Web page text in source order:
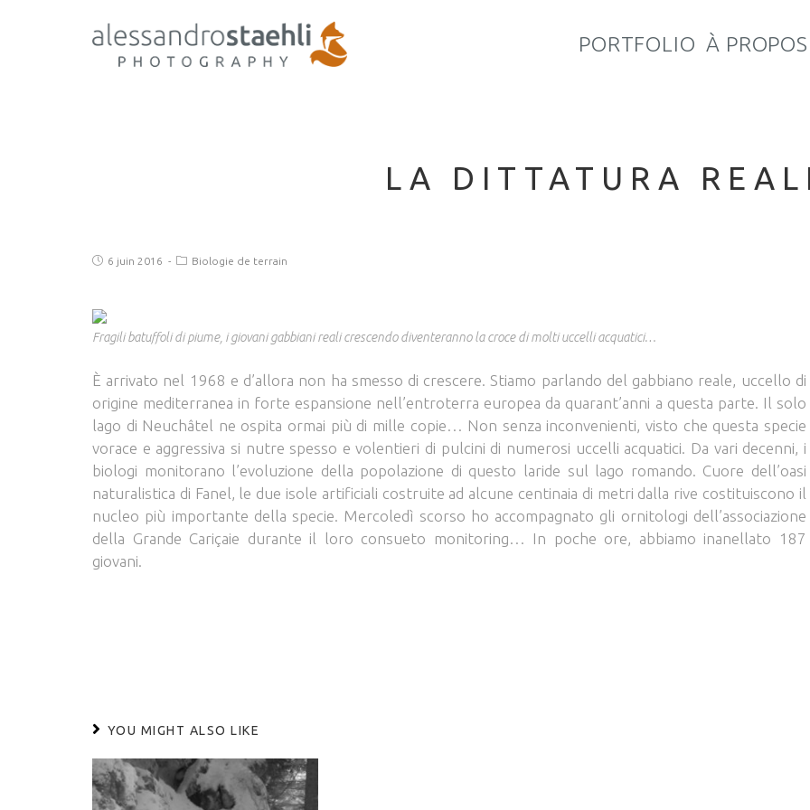
PORTFOLIO À PROPOS
LA DITTATURA
6 juin 2016 Biologie de terrain
Fragili batuffoli di piume, i giovani gabbiani reali crescendo diventeranno la croce di molti uccelli acquatici…
È arrivato nel 1968 e d’allora non ha smesso di crescere. Stiamo parlando del gabbiano reale, uccello di
origine mediterranea in forte espansione nell’entroterra europea da quarant’anni a questa parte. Il solo
lago di Neuchâtel ne ospita ormai più di mille copie… Non senza inconvenienti, visto che questa specie
vorace e aggressiva si nutre spesso e volentieri di pulcini di numerosi uccelli acquatici. Da vari decenni, i
biologi monitorano l’evoluzione della popolazione di questo laride sul lago romando. Cuore dell’oasi
naturalistica di Fanel, le due isole artificiali costruite ad alcune centinaia di metri dalla rive costituiscono il
nucleo più importante della specie. Mercoledì scorso ho accompagnato gli ornitologi dell’associazione
della Grande Cariçaie durante il loro consueto monitoring… In poche ore, abbiamo inanellato 187
giovani.
YOU MIGHT ALSO LIKE